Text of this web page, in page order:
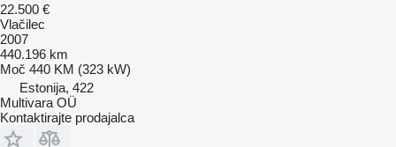
22.500 €
Vlačilec
2007
440.196 km
Moč 440 KM (323 kW)
Estonija, 422
Multivara OÜ
Kontaktirajte prodajalca